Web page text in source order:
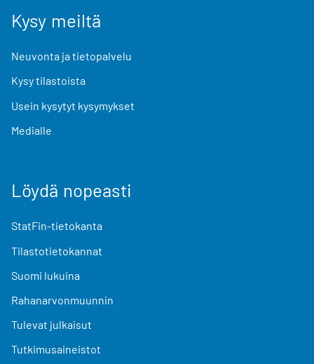
Kysy meiltä
Neuvonta ja tietopalvelu
Kysy tilastoista
Usein kysytyt kysymykset
Medialle
Löydä nopeasti
StatFin-tietokanta
Tilastotietokannat
Suomi lukuina
Rahanarvonmuunnin
Tulevat julkaisut
Tutkimusaineistot